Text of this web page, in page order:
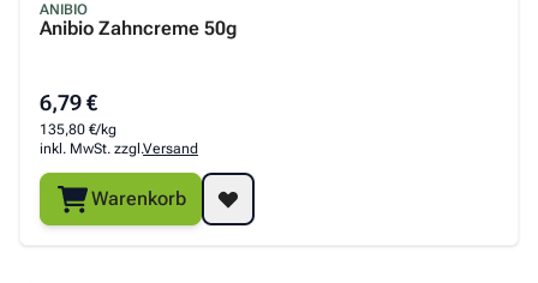
ANIBIO
Anibio Zahncreme 50g
6,79 €
135,80 €/kg
inkl. MwSt. zzgl.Versand
Warenkorb